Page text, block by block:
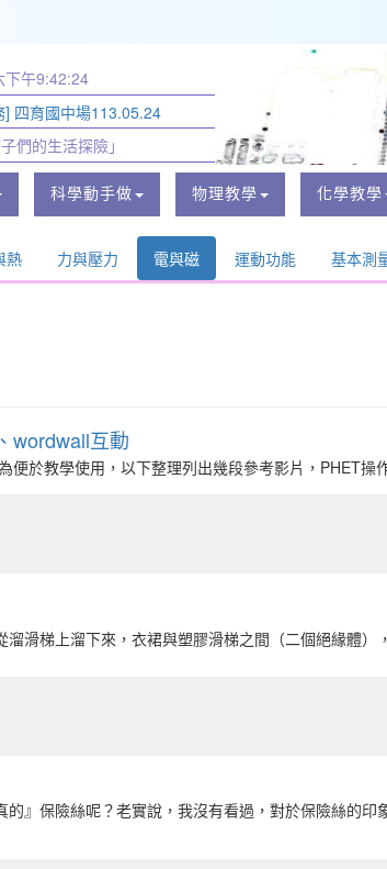
下午9:42:24
] 四育國中場113.05.24
們的生活探險」
科學動手做 物理教學 化學教學
熱 力與壓力 電與磁 運動功能 基本測
wordwall互動
便於教學使用，以下整理列出幾段參考影片，PHET操
滑梯上溜下來，衣裙與塑膠滑梯之間（二個絕緣體）
』保險絲呢？老實說，我沒有看過，對於保險絲的印